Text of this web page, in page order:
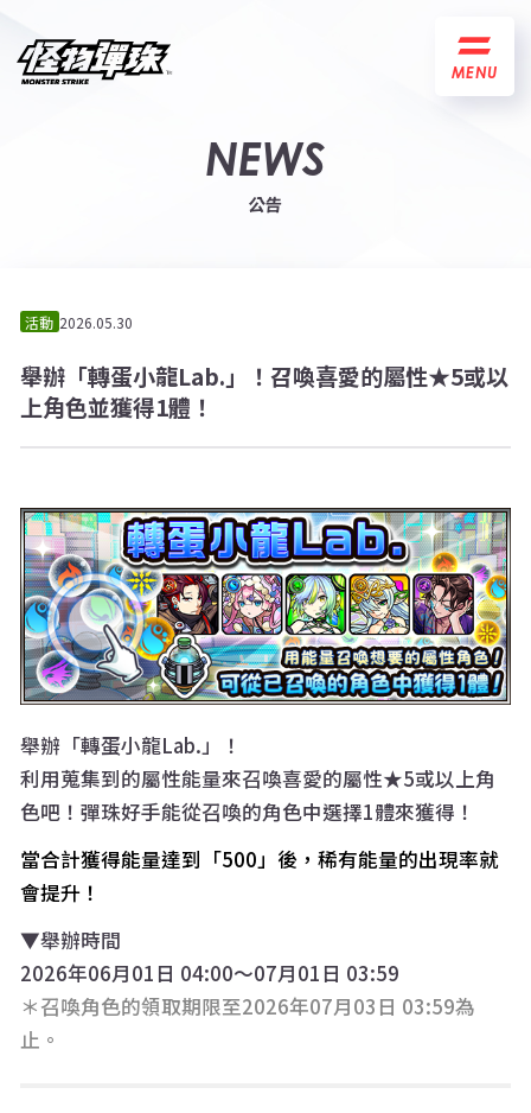
MENU
NEWS
公告
活動 2026.05.30
舉辦「轉蛋小龍Lab.」！召喚喜愛的屬性★5或以
上角色並獲得1體！
舉辦「轉蛋小龍Lab.」！
利用蒐集到的屬性能量來召喚喜愛的屬性★5或以上角
色吧！彈珠好手能從召喚的角色中選擇1體來獲得！
當合計獲得能量達到「500」後，稀有能量的出現率就
會提升！
▼舉辦時間
2026年06月01日 04:00～07月01日 03:59
＊召喚角色的領取期限至2026年07月03日 03:59為
止。